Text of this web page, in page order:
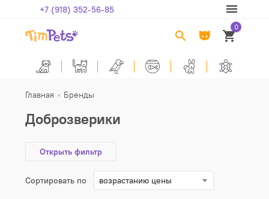
+7 (918) 352-56-85
0
Главная Бренды
Доброзверики
Открыть фильтр
Сортировать по возрастанию цены